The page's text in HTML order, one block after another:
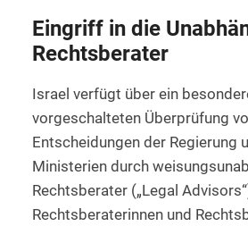
Eingriff in die
Rechtsberater
Israel verfügt über ein
vorgeschalteten Überprüfung
Entscheidungen der Regierung
Ministerien durch
Rechtsberater („Legal
Rechtsberaterinnen und